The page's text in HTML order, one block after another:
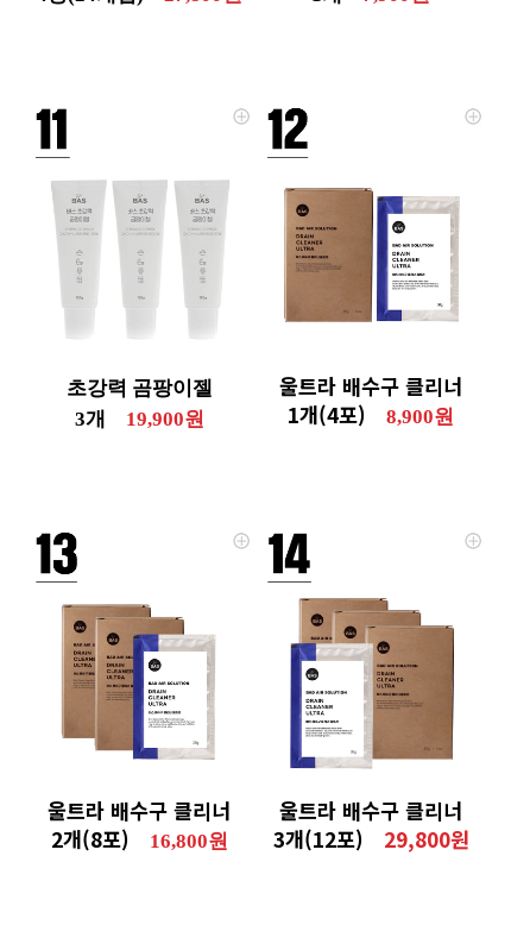
초강력 곰팡이젤
3개
19,900원
울트라 배수구 클리너
1개(4포)
8,900원
울트라 배수구 클리너
2개(8포)
16,800원
울트라 배수구 클리너
3개(12포) 29,800원